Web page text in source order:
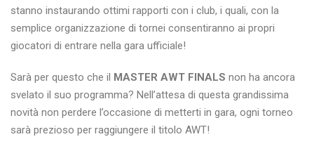
stanno instaurando ottimi rapporti con i club, i quali, con la
semplice organizzazione di tornei consentiranno ai propri
giocatori di entrare nella gara ufficiale!
Sarà per questo che il MASTER AWT FINALS non ha ancora
svelato il suo programma? Nell’attesa di questa grandissima
novità non perdere l’occasione di metterti in gara, ogni torneo
sarà prezioso per raggiungere il titolo AWT!